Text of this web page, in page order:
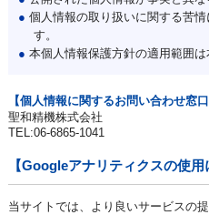
● 個人情報の取り扱いに関する苦
す。
● 本個人情報保護方針の適用範囲は
【個人情報に関するお問い合わせ窓口
聖和精機株式会社
TEL:06-6865-1041
【Googleアナリティクスの使用
当サイトでは、より良いサービスの